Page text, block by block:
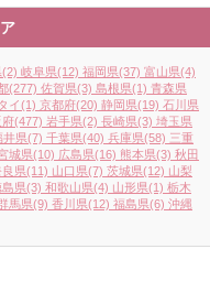
(2) 岐阜県(12) 福岡県(37) 富山県(4)
(277) 佐賀県(3) 島根県(1) 青森県
タイ(1) 京都府(20) 静岡県(19) 石川県
府(477) 岩手県(2) 長崎県(3) 埼玉県
井県(7) 千葉県(40) 兵庫県(58) 三重
城県(10) 広島県(16) 熊本県(3) 秋田
良県(11) 山口県(7) 茨城県(12) 山梨
島県(3) 和歌山県(4) 山形県(1) 栃木
馬県(9) 香川県(12) 福島県(6) 沖縄